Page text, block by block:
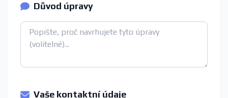
Důvod úpravy
Vaše kontaktní údaje